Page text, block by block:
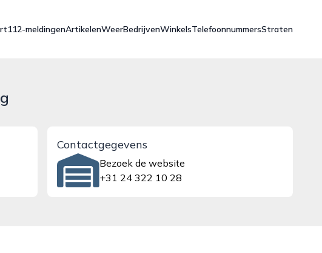
112-meldingenArtikelenWeerBedrijvenWinkelsTelefoonnummersStraten
Contactgegevens
Bezoek de website
+31 24 322 10 28